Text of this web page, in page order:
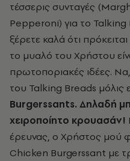
τέσσερις συνταγές (
Pepperoni) για το Talking
ξέρετε καλά ότι
το μυαλό του Χρήστου
πρωτοποριακές ιδέες.
του Talking Breads μόλις
Burgerssants. Δηλαδή
χειροποίητο κρουασάν!
έρευνας, ο Χρήστος μού
Chicken Burgerssant με